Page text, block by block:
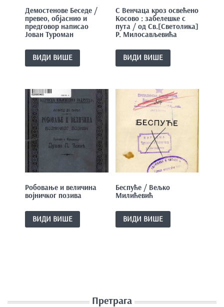
Демостенове Беседе /
превео, објаснио и
предговор написао
Јован Туроман
ВИДИ ВИШЕ
С Венчаца кроз освећено
Косово : забелешке с
пута / од Св.[Светолика]
Р. Милосављевића
ВИДИ ВИШЕ
Робовање и величина
војничког позива
ВИДИ ВИШЕ
Беспуће / Вељко
Милићевић
ВИДИ ВИШЕ
Претрага